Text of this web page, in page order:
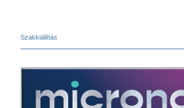
Szakkiállítás